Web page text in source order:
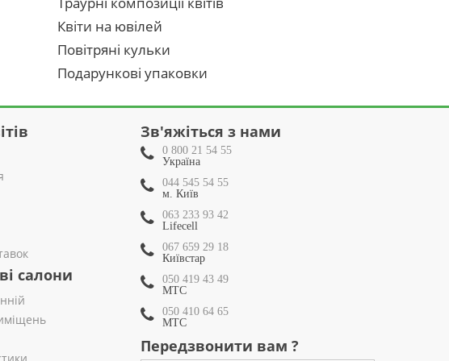
Квіти на ювілей
Повітряні кульки
Подарункові упаковки
салони
Зв'яжіться з нами
0 800 21 54 55
Україна
044 545 54 55
м. Київ
063 233 93 42
Lifecell
067 659 29 18
Київстар
050 419 43 49
МТС
050 410 64 65
МТС
Передзвонити вам ?